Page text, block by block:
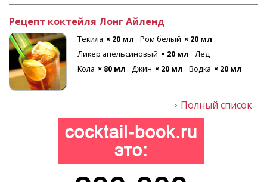
Рецепт коктейля Лонг Айленд
Текила × 20 мл Ром белый × 20 мл
Ликер апельсиновый × 20 мл
Лед
Кола × 80 мл Джин × 20 мл Водка × 20 мл
Полный список